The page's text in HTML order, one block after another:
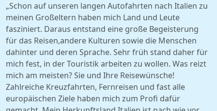
„Schon auf unseren langen Autofahrten nach Italien zu
meinen Großeltern haben mich Land und Leute
fasziniert. Daraus entstand eine große Begeisterung
für das Reisen,andere Kulturen sowie die Menschen
dahinter und deren Sprache. Sehr früh stand daher für
mich fest, in der Touristik arbeiten zu wollen. Was reizt
mich am meisten? Sie und Ihre Reisewünsche!
Zahlreiche Kreuzfahrten, Fernreisen und fast alle
europäischen Ziele haben mich zum Profi dafür